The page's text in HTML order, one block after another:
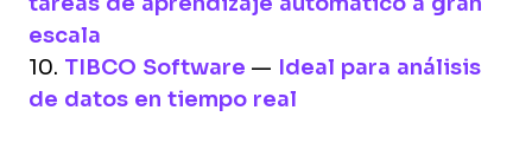
escala
10. TIBCO Software —
Ideal para análisis
de datos en tiempo real